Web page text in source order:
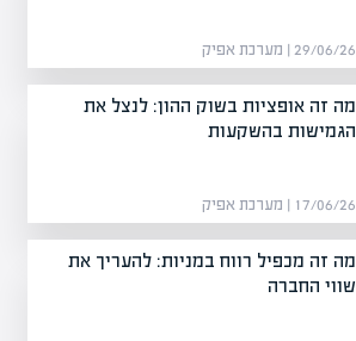
29/06/26 | מערכת אפיק
מה זה אופציות בשוק ההון: לנצל את
הגמישות בהשקעות
17/06/26 | מערכת אפיק
מה זה מכפיל רווח במניות: להעריך את
שווי החברה